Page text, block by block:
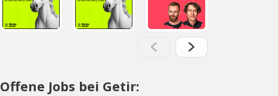
Offene Jobs bei Getir: